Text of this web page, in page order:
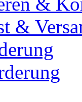
&